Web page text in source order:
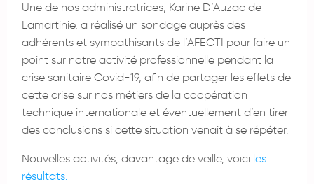
Une de nos administratrices, Karine D’Auzac de
Lamartinie, a réalisé un sondage auprès des
adhérents et sympathisants de l’AFECTI pour faire un
point sur notre activité professionnelle pendant la
crise sanitaire Covid-19, afin de partager les effets de
cette crise sur nos métiers de la coopération
technique internationale et éventuellement d’en tirer
des conclusions si cette situation venait à se répéter.
Nouvelles activités, davantage de veille, voici les
résultats.